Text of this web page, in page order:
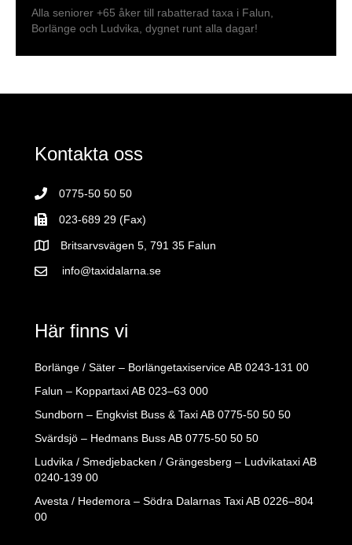
Alla seniorer +65 åker till rabatterad taxa i Falun,
Borlänge och Ludvika, dygnet runt alla dagar!
Kontakta oss
0775-50 50 50
023-689 29 (Fax)
Britsarvsvägen 5, 791 35 Falun
info@taxidalarna.se
Här finns vi
Borlänge / Säter – Borlängetaxiservice AB 0243-131 00
Falun – Koppartaxi AB 023–63 000
Sundborn – Engkvist Buss & Taxi AB 0775-50 50 50
Svärdsjö – Hedmans Buss AB 0775-50 50 50
Ludvika / Smedjebacken / Grängesberg – Ludvikataxi AB
0240-139 00
Avesta / Hedemora – Södra Dalarnas Taxi AB 0226–804
00